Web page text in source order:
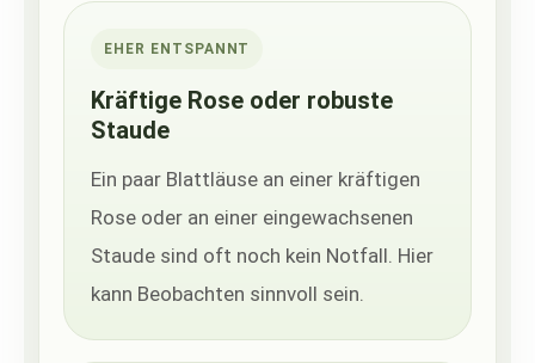
EHER ENTSPANNT
Kräftige Rose oder robuste
Staude
Ein paar Blattläuse an einer kräftigen
Rose oder an einer eingewachsenen
Staude sind oft noch kein Notfall. Hier
kann Beobachten sinnvoll sein.